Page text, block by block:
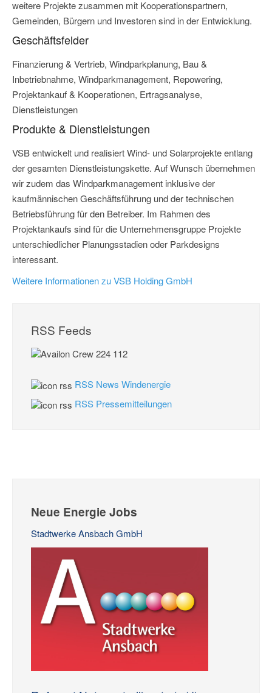
weitere Projekte zusammen mit Kooperationspartnern,
Gemeinden, Bürgern und Investoren sind in der Entwicklung.
Geschäftsfelder
Finanzierung & Vertrieb, Windparkplanung, Bau &
Inbetriebnahme, Windparkmanagement, Repowering,
Projektankauf & Kooperationen, Ertragsanalyse,
Dienstleistungen
Produkte & Dienstleistungen
VSB entwickelt und realisiert Wind- und Solarprojekte entlang
der gesamten Dienstleistungskette. Auf Wunsch übernehmen
wir zudem das Windparkmanagement inklusive der
kaufmännischen Geschäftsführung und der technischen
Betriebsführung für den Betreiber. Im Rahmen des
Projektankaufs sind für die Unternehmensgruppe Projekte
unterschiedlicher Planungsstadien oder Parkdesigns
interessant.
Weitere Informationen zu VSB Holding GmbH
RSS Feeds
RSS News Windenergie
RSS Pressemitteilungen
Neue Energie Jobs
Stadtwerke Ansbach GmbH